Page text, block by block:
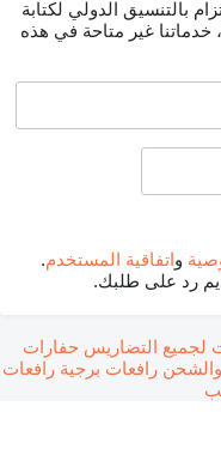
بالتنسيق الدولي لكتابة
خدماتنا غير متاحة في هذه
واتفاقية المستخدم.
رد على طلبك.
لجميع التضاريس حفارات
رافعات برجية رافعات